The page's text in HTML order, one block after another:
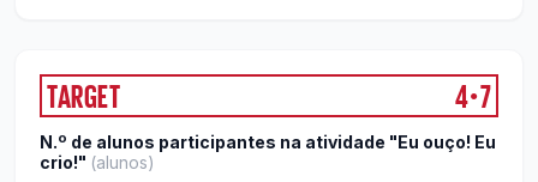
TARGET 4●7
N.º de alunos participantes na atividade "Eu ouço! Eu
crio!" (alunos)